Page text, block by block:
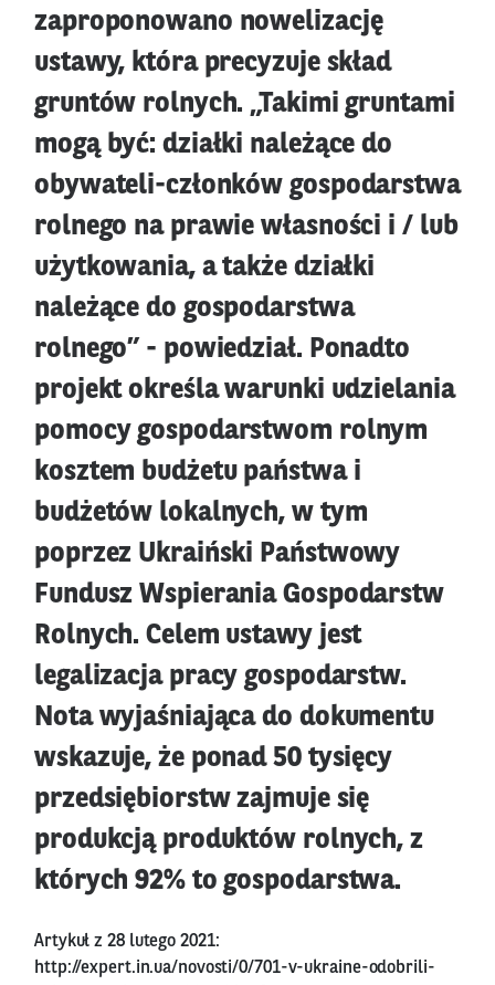
zaproponowano nowelizację
ustawy, która precyzuje skład
gruntów rolnych. „Takimi gruntami
mogą być: działki należące do
obywateli-członków gospodarstwa
rolnego na prawie własności i / lub
użytkowania, a także działki
należące do gospodarstwa
rolnego” - powiedział. Ponadto
projekt określa warunki udzielania
pomocy gospodarstwom rolnym
kosztem budżetu państwa i
budżetów lokalnych, w tym
poprzez Ukraiński Państwowy
Fundusz Wspierania Gospodarstw
Rolnych. Celem ustawy jest
legalizacja pracy gospodarstw.
Nota wyjaśniająca do dokumentu
wskazuje, że ponad 50 tysięcy
przedsiębiorstw zajmuje się
produkcją produktów rolnych, z
których 92% to gospodarstwa.
Artykuł z 28 lutego 2021:
http://expert.in.ua/novosti/0/701-v-ukraine-odobrili-